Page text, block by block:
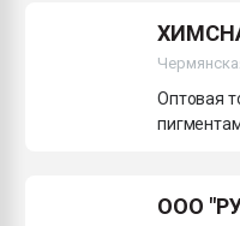
Оптовая
ООО